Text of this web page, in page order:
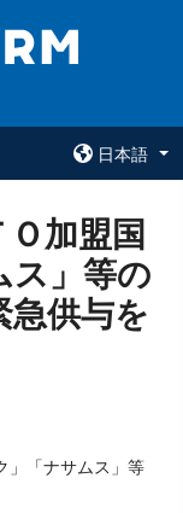
日本語
ルインフォ
ルインフォル
加盟国
ス」等の
供与を